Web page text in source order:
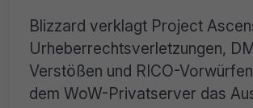
Blizzard verklagt Project
Urheberrechtsverletzungen,
Verstößen und RICO-
dem WoW-Privatserver das